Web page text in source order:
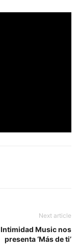
Next article
Intimidad Music nos
presenta ‘Más de ti’